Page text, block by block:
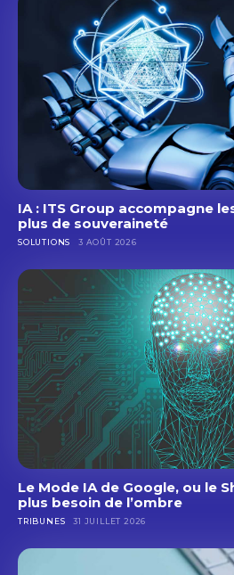
IA : ITS Group accompagne
plus de souveraineté
SOLUTIONS 3 AOÛT 2026
Le Mode IA de Google, ou le
plus besoin de l’ombre
TRIBUNES 31 JUILLET 2026